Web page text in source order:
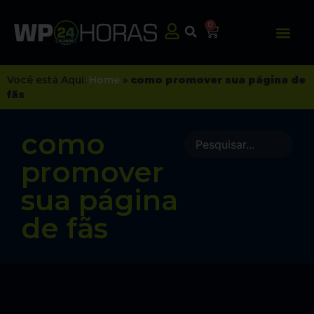
0
Você está Aqui: Home » como promover sua página de
fãs
como
promover
sua página
de fãs